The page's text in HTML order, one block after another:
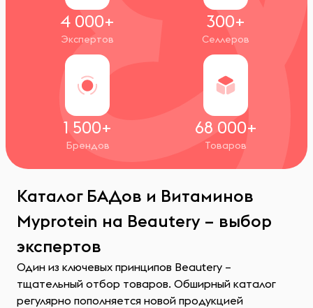
4 000+
Экспертов
300+
Селлеров
1 500+
Брендов
68 000+
Товаров
Каталог БАДов и Витаминов
Myprotein на Beautery – выбор
экспертов
Один из ключевых принципов Beautery –
тщательный отбор товаров. Обширный каталог
регулярно пополняется новой продукцией